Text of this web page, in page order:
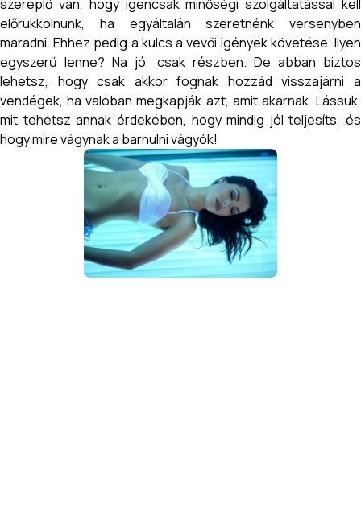
szereplő van, hogy igencsak minőségi szolgáltatással kell
előrukkolnunk, ha egyáltalán szeretnénk versenyben
maradni. Ehhez pedig a kulcs a vevői igények követése. Ilyen
egyszerű lenne? Na jó, csak részben. De abban biztos
lehetsz, hogy csak akkor fognak hozzád visszajárni a
vendégek, ha valóban megkapják azt, amit akarnak. Lássuk,
mit tehetsz annak érdekében, hogy mindig jól teljesíts, és
hogy mire vágynak a barnulni vágyók!